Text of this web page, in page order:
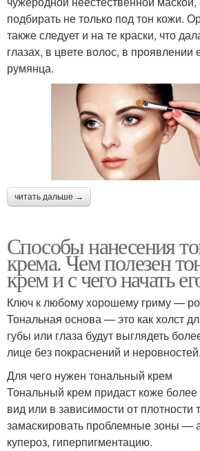
подбирать не только под тон кожи.
также следует и на те краски, что
глазах, в цвете волос, в проявлении
румянца.
читать дальше →
Способы нанесения
крема. Чем полезен
крем и с чего начать
Ключ к любому хорошему гриму —
Тональная основа — это как холст
губы или глаза будут выглядеть
лице без покраснений и неровностей.
Для чего нужен тональный крем
Тональный крем придаст коже
вид или в зависимости от плотности
замаскировать проблемные зоны —
купероз, гиперпигментацию.